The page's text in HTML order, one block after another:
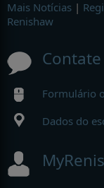
Mais Notícias |
Renishaw
Formulário
Dados do